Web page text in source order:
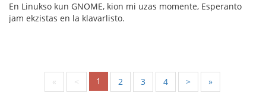
En Linukso kun GNOME, kion mi uzas momente, Esperanto
jam ekzistas en la klavarlisto.
« < 1 2 3 4 > »